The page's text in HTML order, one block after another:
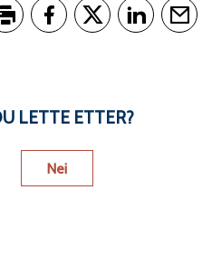
LETTE ETTER?
Nei